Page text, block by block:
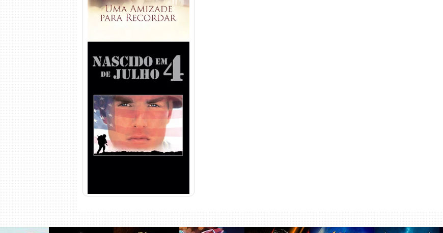
Nascido em 4 de Julho
Torrent (1989) WEB-DL 1080p
Dual Áudio